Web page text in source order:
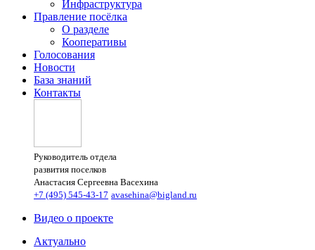
Инфраструктура
Правление посёлка
О разделе
Кооперативы
Голосования
Новости
База знаний
Контакты
Руководитель отдела
развития поселков
Анастасия Сергеевна Васехина
+7 (495) 545-43-17 avasehina@bigland.ru
Видео о проекте
Актуально